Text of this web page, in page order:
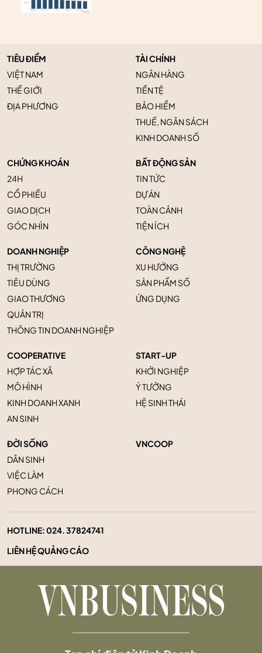
TIÊU ĐIỂM
VIỆT NAM
THẾ GIỚI
ĐỊA PHƯƠNG
TÀI CHÍNH
NGÂN HÀNG
TIỀN TỆ
BẢO HIỂM
THUẾ, NGÂN SÁCH
KINH DOANH SỐ
CHỨNG KHOÁN
24H
CỔ PHIẾU
GIAO DỊCH
GÓC NHÌN
BẤT ĐỘNG SẢN
TIN TỨC
DỰ ÁN
TOÀN CẢNH
TIỆN ÍCH
DOANH NGHIỆP
THỊ TRƯỜNG
TIÊU DÙNG
GIAO THƯƠNG
QUẢN TRỊ
THÔNG TIN DOANH NGHIỆP
CÔNG NGHỆ
XU HƯỚNG
SẢN PHẨM SỐ
ỨNG DỤNG
COOPERATIVE
HỢP TÁC XÃ
MÔ HÌNH
KINH DOANH XANH
AN SINH
START-UP
KHỞI NGHIỆP
Ý TƯỞNG
HỆ SINH THÁI
ĐỜI SỐNG
DÂN SINH
VIỆC LÀM
PHONG CÁCH
VNCOOP
HOTLINE:024. 37824741
LIÊN HỆ QUẢNG CÁO